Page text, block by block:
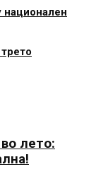
национален
лето: